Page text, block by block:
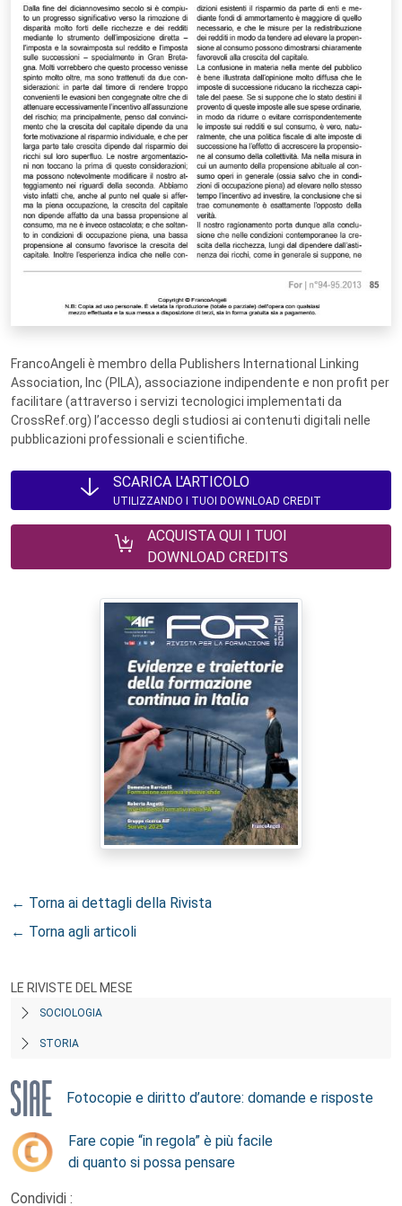
FrancoAngeli è membro della Publishers International Linking
Association, Inc (PILA), associazione indipendente e non profit per
facilitare (attraverso i servizi tecnologici implementati da
CrossRef.org) l’accesso degli studiosi ai contenuti digitali nelle
pubblicazioni professionali e scientifiche.
SCARICA L'ARTICOLO
UTILIZZANDO I TUOI DOWNLOAD CREDIT
ACQUISTA QUI I TUOI
DOWNLOAD CREDITS
← Torna ai dettagli della Rivista
← Torna agli articoli
LE RIVISTE DEL MESE
SOCIOLOGIA
STORIA
Fotocopie e diritto d’autore: domande e risposte
Fare copie “in regola” è più facile
di quanto si possa pensare
Condividi :